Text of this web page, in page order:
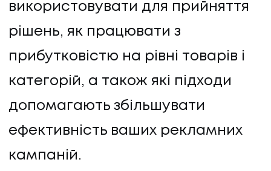
використовувати для прийняття
рішень, як працювати з
прибутковістю на рівні товарів і
категорій, а також які підходи
допомагають збільшувати
ефективність ваших рекламних
кампаній.